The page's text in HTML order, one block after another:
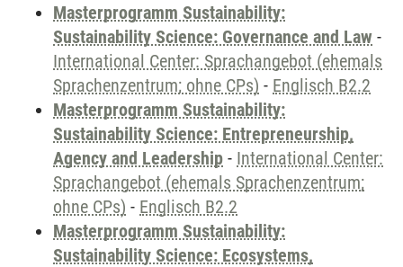
Masterprogramm Sustainability:
Sustainability Science: Governance and Law -
International Center: Sprachangebot (ehemals
Sprachenzentrum; ohne CPs) - Englisch B2.2
Masterprogramm Sustainability:
Sustainability Science: Entrepreneurship,
Agency and Leadership - International Center:
Sprachangebot (ehemals Sprachenzentrum;
ohne CPs) - Englisch B2.2
Masterprogramm Sustainability:
Sustainability Science: Ecosystems,